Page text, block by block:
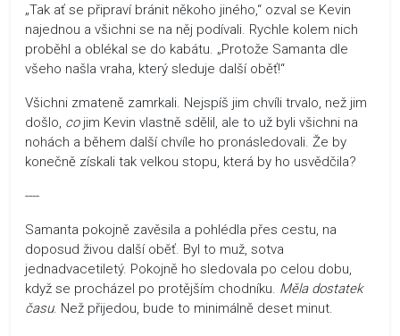
„Tak ať se připraví bránit někoho jiného,“ ozval se Kevin
najednou a všichni se na něj podívali. Rychle kolem nich
proběhl a oblékal se do kabátu. „Protože Samanta dle
všeho našla vraha, který sleduje další oběť!“
Všichni zmateně zamrkali. Nejspíš jim chvíli trvalo, než jim
došlo, co jim Kevin vlastně sdělil, ale to už byli všichni na
nohách a během další chvíle ho pronásledovali. Že by
konečně získali tak velkou stopu, která by ho usvědčila?
----
Samanta pokojně zavěsila a pohlédla přes cestu, na
doposud živou další oběť. Byl to muž, sotva
jednadvacetiletý. Pokojně ho sledovala po celou dobu,
když se procházel po protějším chodníku. Měla dostatek
času. Než přijedou, bude to minimálně deset minut.